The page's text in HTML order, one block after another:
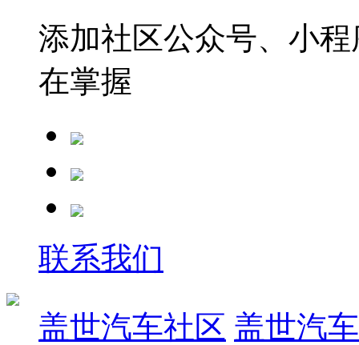
添加社区公众号、小
在掌握
联系我们
盖世汽车社区 盖世汽